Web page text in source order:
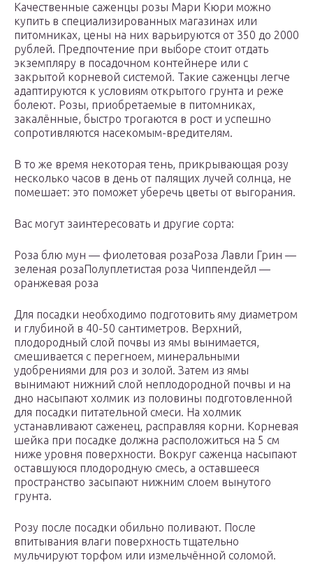
Качественные саженцы розы Мари Кюри можно
купить в специализированных магазинах или
питомниках, цены на них варьируются от 350 до 2000
рублей. Предпочтение при выборе стоит отдать
экземпляру в посадочном контейнере или с
закрытой корневой системой. Такие саженцы легче
адаптируются к условиям открытого грунта и реже
болеют. Розы, приобретаемые в питомниках,
закалённые, быстро трогаются в рост и успешно
сопротивляются насекомым-вредителям.
В то же время некоторая тень, прикрывающая розу
несколько часов в день от палящих лучей солнца, не
помешает: это поможет уберечь цветы от выгорания.
Вас могут заинтересовать и другие сорта:
Роза блю мун — фиолетовая розаРоза Лавли Грин —
зеленая розаПолуплетистая роза Чиппендейл —
оранжевая роза
Для посадки необходимо подготовить яму диаметром
и глубиной в 40-50 сантиметров. Верхний,
плодородный слой почвы из ямы вынимается,
смешивается с перегноем, минеральными
удобрениями для роз и золой. Затем из ямы
вынимают нижний слой неплодородной почвы и на
дно насыпают холмик из половины подготовленной
для посадки питательной смеси. На холмик
устанавливают саженец, расправляя корни. Корневая
шейка при посадке должна расположиться на 5 см
ниже уровня поверхности. Вокруг саженца насыпают
оставшуюся плодородную смесь, а оставшееся
пространство засыпают нижним слоем вынутого
грунта.
Розу после посадки обильно поливают. После
впитывания влаги поверхность тщательно
мульчируют торфом или измельчённой соломой.